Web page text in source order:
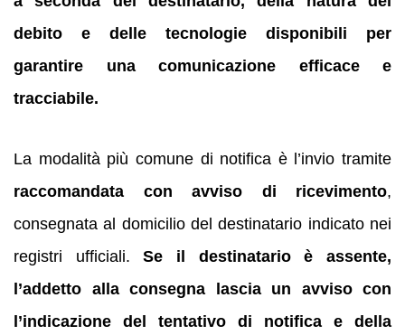
debito e delle tecnologie disponibili per
garantire una comunicazione efficace e
tracciabile.
La modalità più comune di notifica è l’invio tramite
raccomandata con avviso di ricevimento,
consegnata al domicilio del destinatario indicato nei
registri ufficiali.Se il destinatario è assente,
l’addetto alla consegna lascia un avviso con
l’indicazione del tentativo di notifica e della